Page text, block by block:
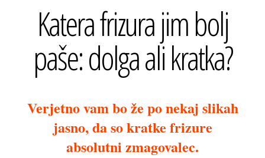
Katera frizura jim bolj
paše: dolga ali kratka?
Verjetno vam bo že po nekaj slikah
jasno, da so kratke frizure
absolutni zmagovalec.